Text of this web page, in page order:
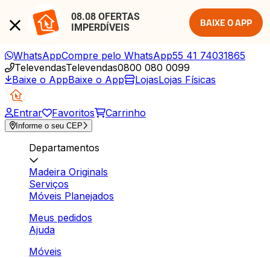
08.08 OFERTAS
IMPERDÍVEIS
BAIXE O APP
WhatsAppCompre pelo WhatsApp55 41 74031865
TelevendasTelevendas0800 080 0099
Baixe o AppBaixe o App LojasLojas Físicas
Entrar Favoritos Carrinho
Informe o seu CEP
Departamentos
Madeira Originals
Serviços
Móveis Planejados
Meus pedidos
Ajuda
Móveis